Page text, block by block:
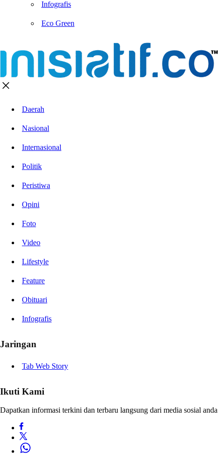
Infografis
Eco Green
Daerah
Nasional
Internasional
Politik
Peristiwa
Opini
Foto
Video
Lifestyle
Feature
Obituari
Infografis
Jaringan
Tab Web Story
Ikuti Kami
Dapatkan informasi terkini dan terbaru langsung dari media sosial anda